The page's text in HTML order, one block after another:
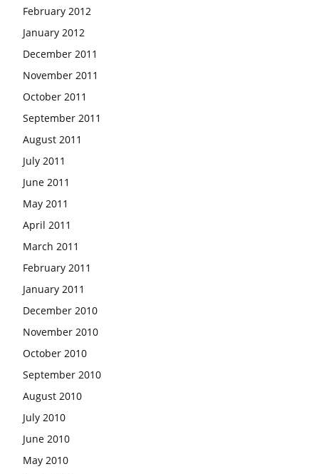
February 2012
January 2012
December 2011
November 2011
October 2011
September 2011
August 2011
July 2011
June 2011
May 2011
April 2011
March 2011
February 2011
January 2011
December 2010
November 2010
October 2010
September 2010
August 2010
July 2010
June 2010
May 2010